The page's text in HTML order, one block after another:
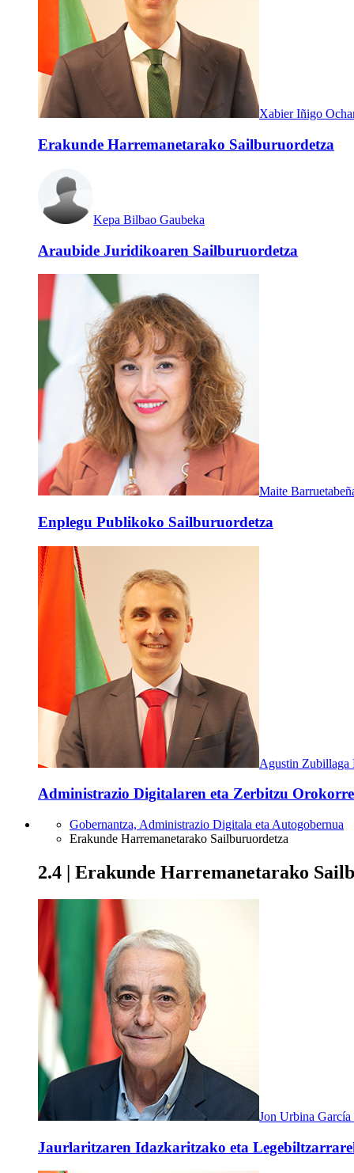
Xabier Iñigo
Erakunde Harremanetarako Sailburuordetza
Kepa Bilbao Gaubeka
Araubide Juridikoaren Sailburuordetza
Maite
Enplegu Publikoko Sailburuordetza
Agustin Zubillaga
Administrazio Digitalaren eta Zerbitzu
Gobernantza, Administrazio Digitala eta Autogobernua
Erakunde Harremanetarako Sailburuordetza
2.4 | Erakunde Harremanetarako
Jon Urbina García
Jaurlaritzaren Idazkaritzako eta